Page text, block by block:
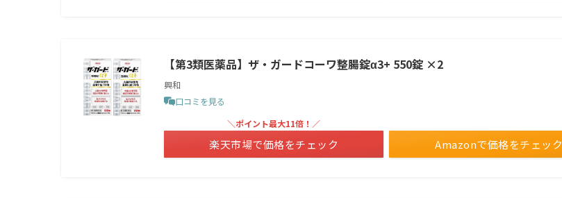
【第3類医薬品】ザ・ガードコーワ整腸錠α3+ 550錠 ×2
興和
口コミを見る
Amazonで価格をチェック
＼ポイント最大11倍！／
楽天市場で価格をチェック